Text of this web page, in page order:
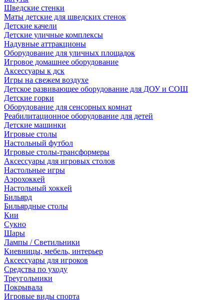
Шведские стенки
Маты детские для шведских стенок
Детские качели
Детские уличные комплексы
Надувные аттракционы
Оборудование для уличных площадок
Игровое домашнее оборудование
Аксессуары к дск
Игры на свежем воздухе
Детское развивающее оборудование для ДОУ и СОШ
Детские горки
Оборудование для сенсорных комнат
Реабилитационное оборудование для детей
Детские машинки
Игровые столы
Настольный футбол
Игровые столы-трансформеры
Аксессуары для игровых столов
Настольные игры
Аэрохоккей
Настольный хоккей
Бильярд
Бильярдные столы
Кии
Сукно
Шары
Лампы / Светильники
Киевницы, мебель, интерьер
Аксессуары для игроков
Средства по уходу
Треугольники
Покрывала
Игровые виды спорта